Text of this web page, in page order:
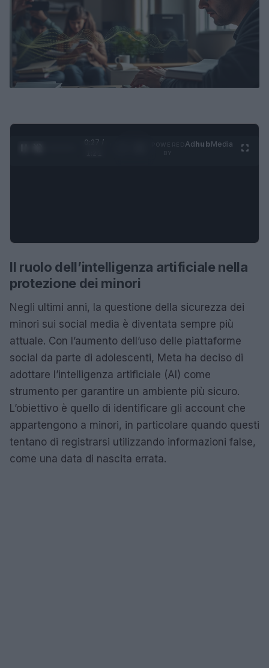
0:28 /
AdhubMedia
Il ruolo dell’intelligenza artificiale nella
protezione dei minori
Negli ultimi anni, la questione della sicurezza dei
minori sui social media è diventata sempre più
attuale. Con l’aumento dell’uso delle piattaforme
social da parte di adolescenti, Meta ha deciso di
adottare l’intelligenza artificiale (AI) come
strumento per garantire un ambiente più sicuro.
L’obiettivo è quello di identificare gli account che
appartengono a minori, in particolare quando questi
tentano di registrarsi utilizzando informazioni false,
come una data di nascita errata.